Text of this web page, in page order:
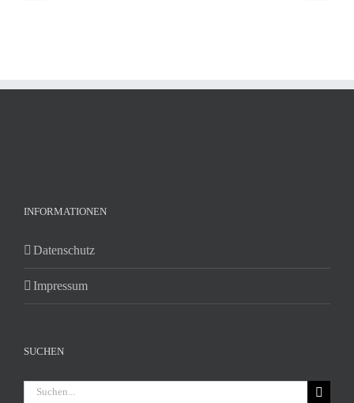
INFORMATIONEN
Datenschutz
Impressum
SUCHEN
Suche